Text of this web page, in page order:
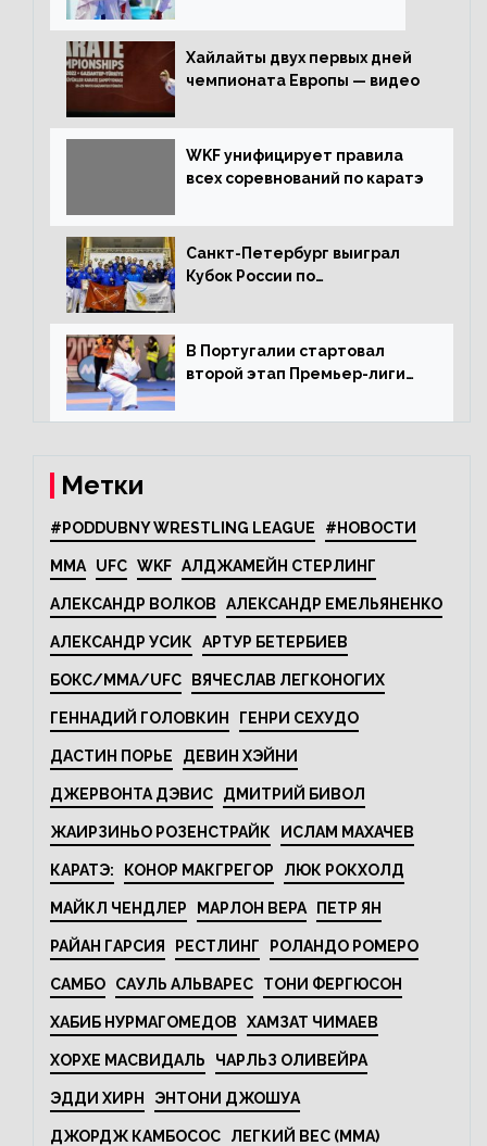
Хайлайты двух первых дней
чемпионата Европы — видео
WKF унифицирует правила
всех соревнований по каратэ
Санкт-Петербург выиграл
Кубок России по
В Португалии стартовал
второй этап Премьер-лиги
Метки
#PODDUBNY WRESTLING LEAGUE #НОВОСТИ
MMA UFC WKF АЛДЖАМЕЙН СТЕРЛИНГ
АЛЕКСАНДР ВОЛКОВ АЛЕКСАНДР ЕМЕЛЬЯНЕНКО
АЛЕКСАНДР УСИК АРТУР БЕТЕРБИЕВ
БОКС/MMA/UFC ВЯЧЕСЛАВ ЛЕГКОНОГИХ
ГЕННАДИЙ ГОЛОВКИН ГЕНРИ СЕХУДО
ДАСТИН ПОРЬЕ ДЕВИН ХЭЙНИ
ДЖЕРВОНТА ДЭВИС ДМИТРИЙ БИВОЛ
ЖАИРЗИНЬО РОЗЕНСТРАЙК ИСЛАМ МАХАЧЕВ
КАРАТЭ: КОНОР МАКГРЕГОР ЛЮК РОКХОЛД
МАЙКЛ ЧЕНДЛЕР МАРЛОН ВЕРА ПЕТР ЯН
РАЙАН ГАРСИЯ РЕСТЛИНГ РОЛАНДО РОМЕРО
САМБО САУЛЬ АЛЬВАРЕС ТОНИ ФЕРГЮСОН
ХАБИБ НУРМАГОМЕДОВ ХАМЗАТ ЧИМАЕВ
ХОРХЕ МАСВИДАЛЬ ЧАРЛЬЗ ОЛИВЕЙРА
ЭДДИ ХИРН ЭНТОНИ ДЖОШУА
ДЖОРДЖ КАМБОСОС ЛЕГКИЙ ВЕС (MMA)